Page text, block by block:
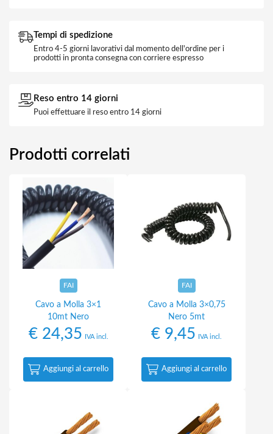
Tempi di spedizione
Entro 4-5 giorni lavorativi dal momento dell'ordine per i
prodotti in pronta consegna con corriere espresso
Reso entro 14 giorni
Puoi effettuare il reso entro 14 giorni
Prodotti correlati
FAI
Cavo a Molla 3×1
10mt Nero
€24,35 IVA incl.
Aggiungi al carrello
FAI
Cavo a Molla 3×0,75
Nero 5mt
€ 9,45 IVA incl.
Aggiungi al carrello